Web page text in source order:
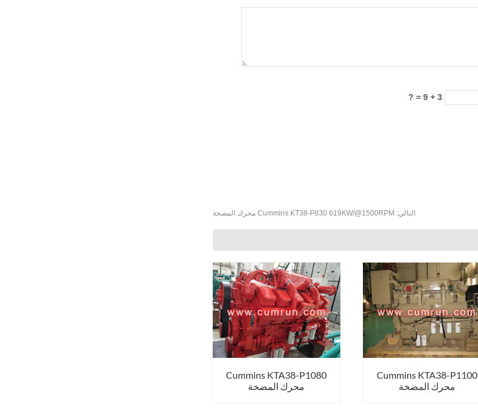
3 + 9 = ?
التالي: Cummins KT38-P830 619KW/@1500RPM محرك المضخة
Cummins KTA38-P1080
محرك المضخة
Cummins KTA38-P1100
محرك المضخة